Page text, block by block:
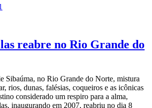
reabre no Rio Grande do
Sibaúma, no Rio Grande do Norte, mistura
rios, dunas, falésias, coqueiros e as icônicas
considerado um respiro para a alma,
inaugurando em 2007, reabriu no dia 8